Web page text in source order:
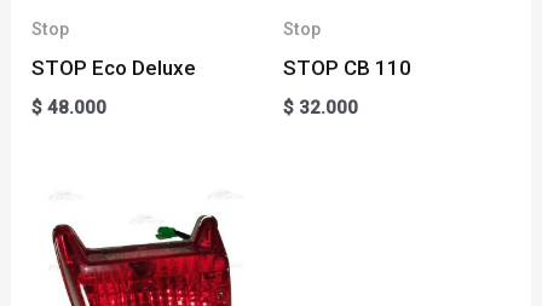
Stop
STOP Eco Deluxe
$ 48.000
Stop
STOP CB 110
$ 32.000